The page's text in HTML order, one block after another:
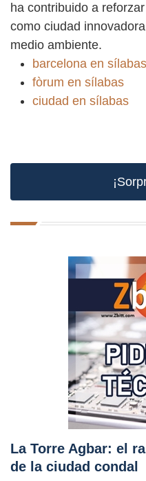
ha contribuido a
como ciudad
medio ambiente.
barcelona en sílabas
fòrum en sílabas
ciudad en sílabas
La Torre Agbar: el
de la ciudad condal